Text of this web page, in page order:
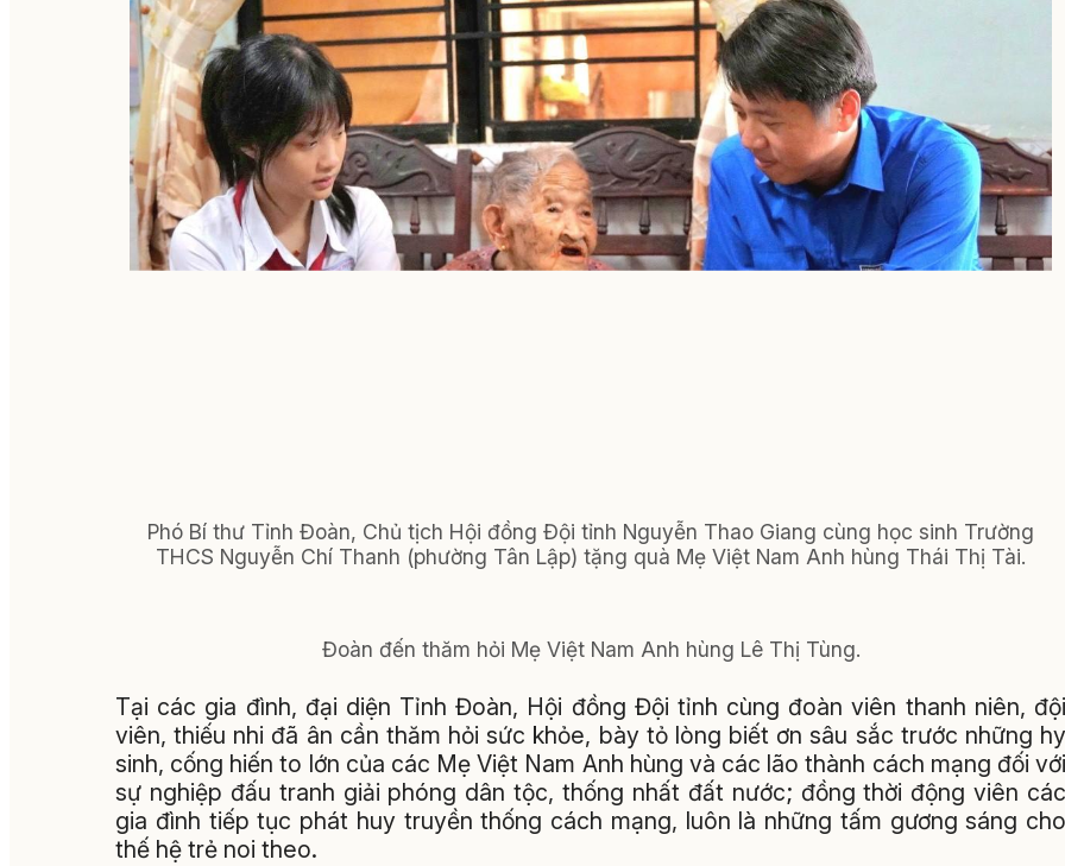
Phó Bí thư Tỉnh Đoàn, Chủ tịch Hội đồng Đội tỉnh Nguyễn Thao Giang cùng học sinh Trường
THCS Nguyễn Chí Thanh (phường Tân Lập) tặng quà Mẹ Việt Nam Anh hùng Thái Thị Tài.
Đoàn đến thăm hỏi Mẹ Việt Nam Anh hùng Lê Thị Tùng.
Tại các gia đình, đại diện Tỉnh Đoàn, Hội đồng Đội tỉnh cùng đoàn viên thanh niên, đội
viên, thiếu nhi đã ân cần thăm hỏi sức khỏe, bày tỏ lòng biết ơn sâu sắc trước những hy
sinh, cống hiến to lớn của các Mẹ Việt Nam Anh hùng và các lão thành cách mạng đối với
sự nghiệp đấu tranh giải phóng dân tộc, thống nhất đất nước; đồng thời động viên các
gia đình tiếp tục phát huy truyền thống cách mạng, luôn là những tấm gương sáng cho
thế hệ trẻ noi theo.